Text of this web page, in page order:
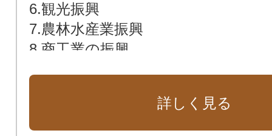
6.観光振興
7.農林水産業振興
8.商工業の振興
詳しく見る